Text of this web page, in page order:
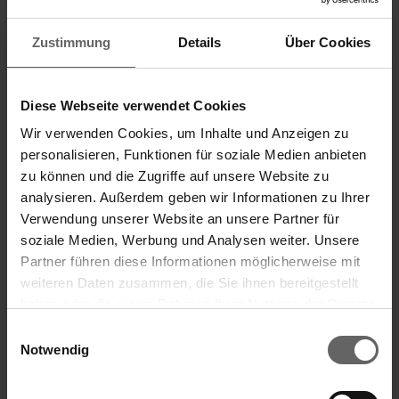
Zustimmung Details Über Cookies
Diese Webseite verwendet Cookies
Wir verwenden Cookies, um Inhalte und Anzeigen zu
personalisieren, Funktionen für soziale Medien anbieten
zu können und die Zugriffe auf unsere Website zu
analysieren. Außerdem geben wir Informationen zu Ihrer
Verwendung unserer Website an unsere Partner für
soziale Medien, Werbung und Analysen weiter. Unsere
Partner führen diese Informationen möglicherweise mit
weiteren Daten zusammen, die Sie ihnen bereitgestellt
Cookies, wenn Sie unsere Webseite weiterhin nutzen.
Notwendig
32.90 EUR 9870.00 EUR
d) Aggregated information
Price
Aggregated volume
32.8315 EUR 66877.80 EUR
e) Date of the transaction
2020-09-28; UTC+2
f) Place of the transactionSearch suggestions